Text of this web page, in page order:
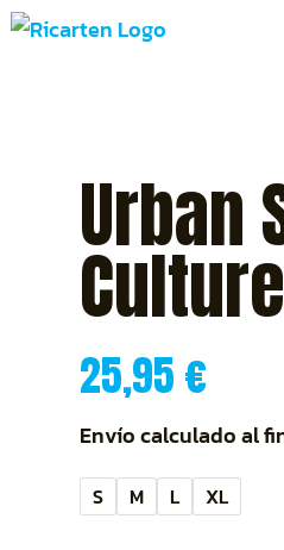
Urban
Culture
25,95€
Envío calculado al
S M L XL